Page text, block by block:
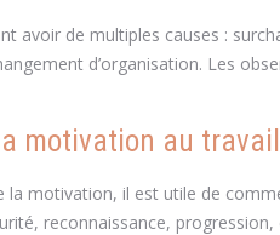
avoir de multiples causes :
d’organisation. Les
motivation au
la motivation, il est utile de
reconnaissance,